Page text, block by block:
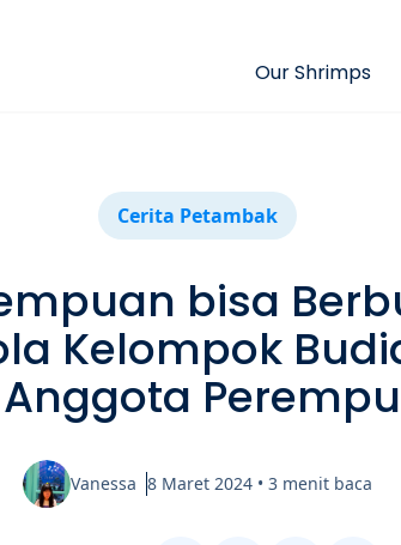
Our Shrimps
Cerita Petambak
bisa
Kelompok
Vanessa 8 Maret 2024 • 3 menit baca